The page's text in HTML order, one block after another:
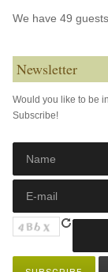
We have 49
Newsletter
Would you like to be
Subscribe!